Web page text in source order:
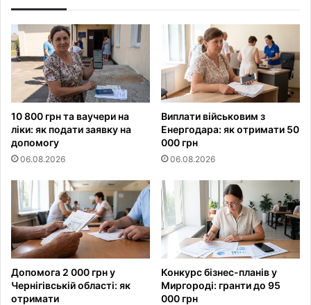
10 800 грн та ваучери на
ліки: як подати заявку на
допомогу
06.08.2026
Виплати військовим з
Енергодара: як отримати 50
000 грн
06.08.2026
Допомога 2 000 грн у
Чернігівській області: як
отримати
Конкурс бізнес-планів у
Миргороді: гранти до 95
000 грн